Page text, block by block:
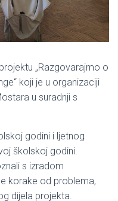
„Razgovarajmo o
koji je u organizaciji
u suradnji s
godini i ljetnog
školskoj godini.
s izradom
korake od problema,
dijela projekta.